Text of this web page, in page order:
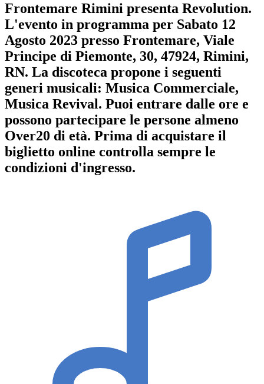
Frontemare Rimini presenta Revolution.
L'evento in programma per Sabato 12
Agosto 2023 presso Frontemare, Viale
Principe di Piemonte, 30, 47924, Rimini,
RN. La discoteca propone i seguenti
generi musicali: Musica Commerciale,
Musica Revival. Puoi entrare dalle ore e
possono partecipare le persone almeno
Over20 di età. Prima di acquistare il
biglietto online controlla sempre le
condizioni d'ingresso.